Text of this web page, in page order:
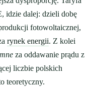
idzie dalej: dzieli dobę
fotowoltaicznej,
rynek energii. Z kolei
za oddawanie prądu z
liczbie polskich
teoretyczny.